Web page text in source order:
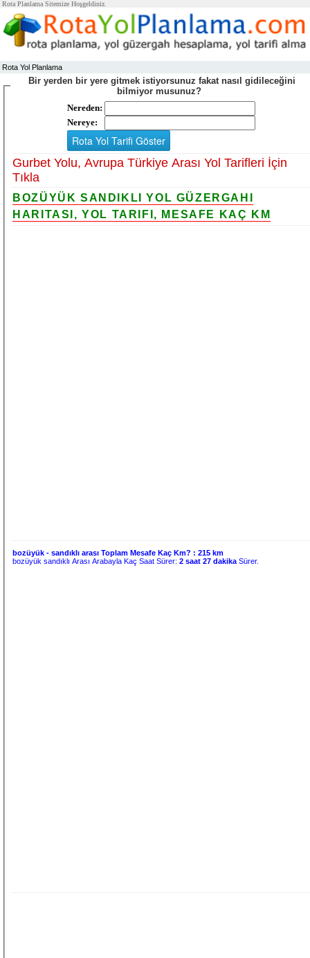
Rota Planlama Sitemize Hoşgeldiniz.
Rota Yol Planlama
Bir yerden bir yere gitmek istiyorsunuz fakat nasıl gidileceğini
bilmiyor musunuz?
Nereden:
Nereye:
Gurbet Yolu, Avrupa Türkiye Arası Yol Tarifleri İçin
Tıkla
BOZÜYÜK SANDIKLI YOL GÜZERGAHI
HARITASI, YOL TARIFI, MESAFE KAÇ KM
bozüyük - sandıklı arası Toplam Mesafe Kaç Km? :215 km
bozüyük sandıklı Arası Arabayla Kaç Saat Sürer:2 saat 27 dakika Sürer.